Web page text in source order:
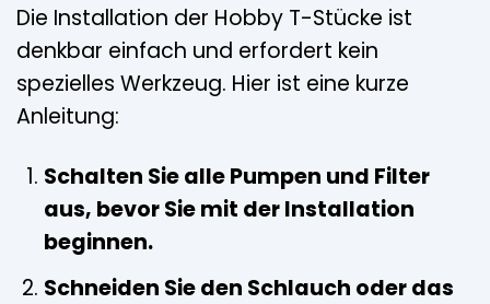
Die Installation der Hobby T-Stücke ist
denkbar einfach und erfordert kein
spezielles Werkzeug. Hier ist eine kurze
Anleitung:
Schalten Sie alle Pumpen und Filter
aus, bevor Sie mit der Installation
beginnen.
Schneiden Sie den Schlauch oder das